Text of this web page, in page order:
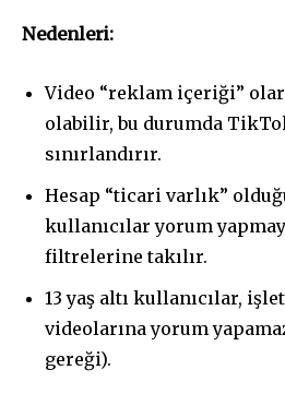
Nedenleri:
Video “reklam içeriği”
olabilir, bu durumda
sınırlandırır.
Hesap “ticari varlık”
kullanıcılar yorum
filtrelerine takılır.
13 yaş altı kullanıcılar,
videolarına yorum
gereği).